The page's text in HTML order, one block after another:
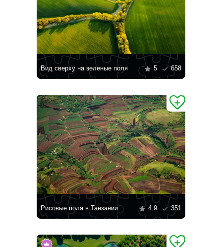
Вид сверху на зеленые поля 5 658
Рисовые поля в Танзании 4.9 351